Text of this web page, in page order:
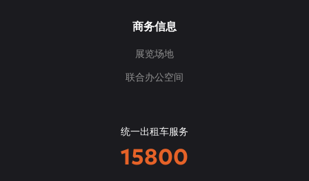
商务信息
展览场地
联合办公空间
统一出租车服务
15800